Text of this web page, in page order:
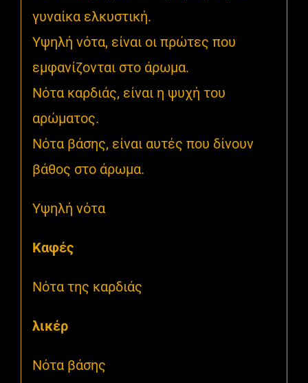
γυναίκα ελκυστική.
Υψηλή νότα, είναι οι πρώτες που
εμφανίζονται στο άρωμα.
Νότα καρδιάς, είναι η ψυχή του
αρώματος.
Νότα βάσης, είναι αυτές που δίνουν
βάθος στο άρωμα.
Υψηλή νότα
Καφές
Νότα της καρδιάς
λικέρ
Νότα βάσης